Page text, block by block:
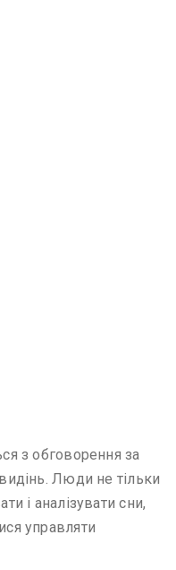
з обговорення за
Люди не тільки
і аналізувати сни,
управляти